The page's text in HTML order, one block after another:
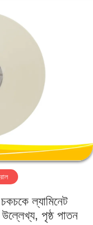
ল্যামিনেট
পৃষ্ঠ পাতন